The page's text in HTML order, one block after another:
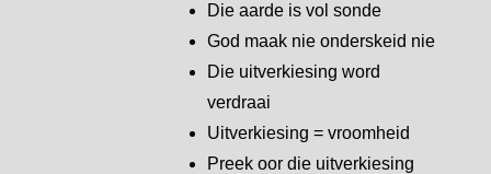
Die aarde is vol sonde
God maak nie onderskeid nie
Die uitverkiesing word
verdraai
Uitverkiesing = vroomheid
Preek oor die uitverkiesing